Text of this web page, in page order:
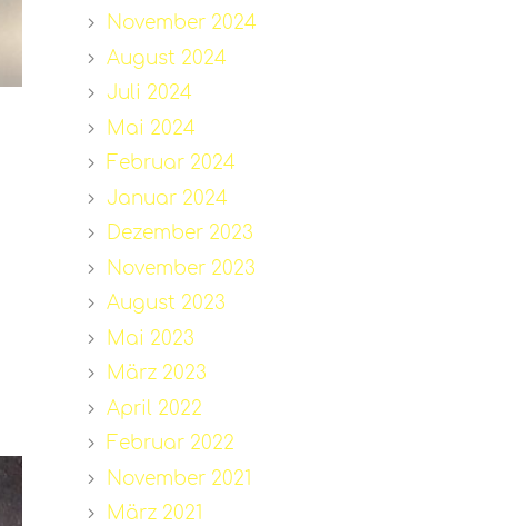
November 2024
August 2024
Juli 2024
Mai 2024
Februar 2024
Januar 2024
Dezember 2023
November 2023
August 2023
Mai 2023
März 2023
April 2022
Februar 2022
November 2021
März 2021